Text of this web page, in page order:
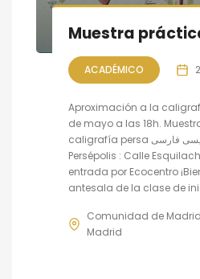
ACADÉMICO
Aproximación a la
de mayo a las 18h.
caligrafía persa خوشنویسی فارسی En Centro
Persépolis : Calle
entrada por Ecocentro
antesala de la clase de
Comunidad de
Madrid